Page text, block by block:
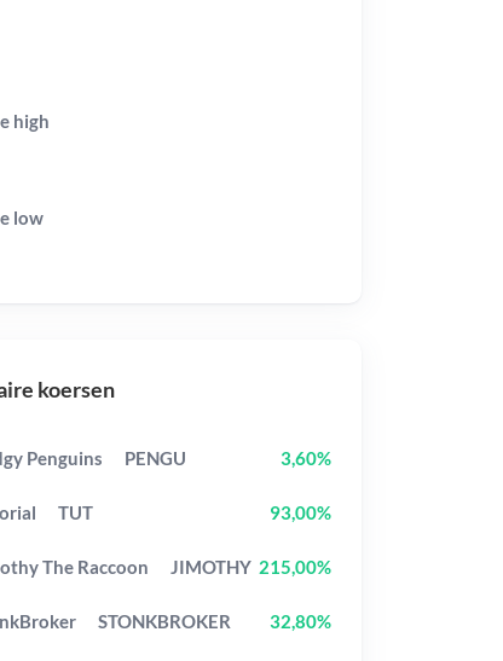
high
low
koersen
Penguins PENGU 3,60%
TUT 93,00%
The Raccoon JIMOTHY 215,00%
STONKBROKER 32,80%